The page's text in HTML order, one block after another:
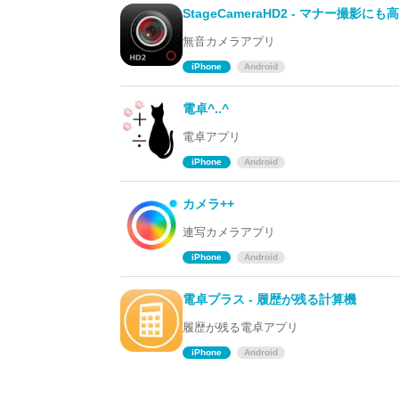
StageCameraHD2 - マナー撮影にも
無音カメラアプリ
iPhone Android
電卓^..^
電卓アプリ
iPhone Android
カメラ++
連写カメラアプリ
iPhone Android
電卓プラス - 履歴が残る計算機
履歴が残る電卓アプリ
iPhone Android